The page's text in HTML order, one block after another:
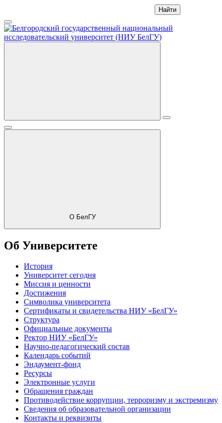
Найти
О БелГУ
Об Университете
История
Университет сегодня
Миссия и ценности
Достижения
Символика университета
Сертификаты и свидетельства НИУ «БелГУ»
Структура
Официальные документы
Ректор НИУ «БелГУ»
Научно-педагогический состав
Календарь событий
Эндаумент-фонд
Ресурсы
Электронные услуги
Обращения граждан
Противодействие коррупции, терроризму и экстремизму
Сведения об образовательной организации
Контакты и реквизиты